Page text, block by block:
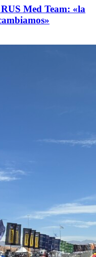
Med Team: «la